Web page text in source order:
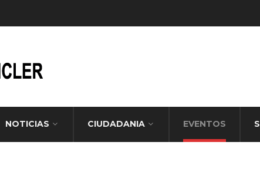
NOTICIAS CIUDADANIA EVENTOS